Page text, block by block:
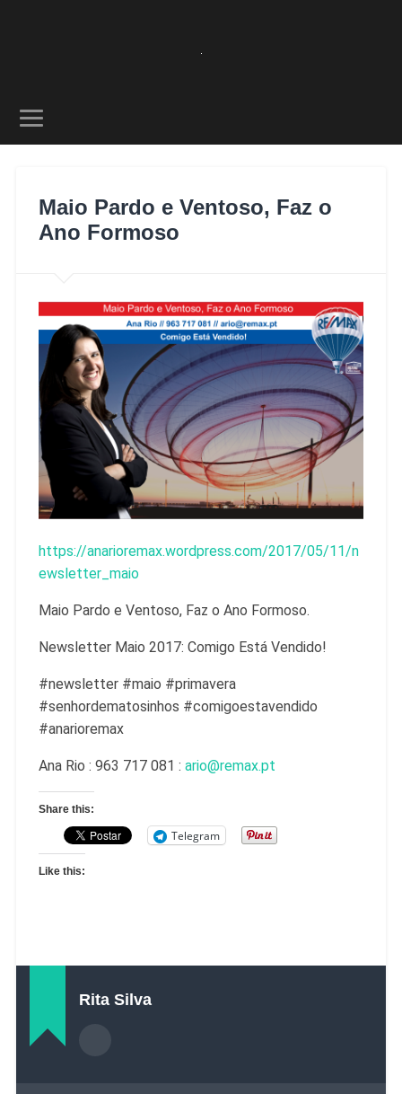
Maio Pardo e Ventoso, Faz o
Ano Formoso
https://anarioremax.wordpress.com/2017/05/11/n
ewsletter_maio
Maio Pardo e Ventoso, Faz o Ano Formoso.
Newsletter Maio 2017: Comigo Está Vendido!
#newsletter #maio #primavera
#senhordematosinhos #comigoestavendido
#anarioremax
Ana Rio : 963 717 081 : ario@remax.pt
Share this:
Telegram
Like this:
Rita Silva